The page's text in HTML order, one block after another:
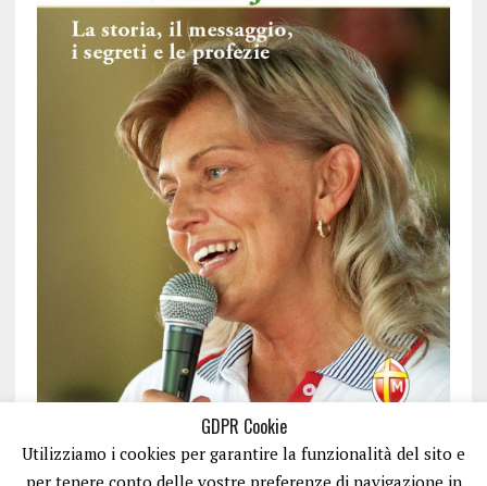
GDPR Cookie
Utilizziamo i cookies per garantire la funzionalità del sito e
per tenere conto delle vostre preferenze di navigazione in